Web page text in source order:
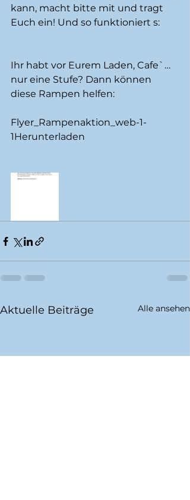
kann, macht bitte mit und tragt
Euch ein! Und so funktioniert s:
Ihr habt vor Eurem Laden, Cafe`…
nur eine Stufe? Dann können
diese Rampen helfen:
Flyer_Rampenaktion_web-1-
1Herunterladen
Aktuelle Beiträge Alle ansehen